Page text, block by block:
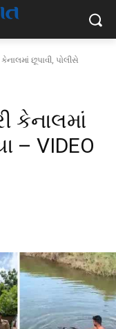
છૂપાવી, પોલીસે
કેનાલમાં
– VIDEO